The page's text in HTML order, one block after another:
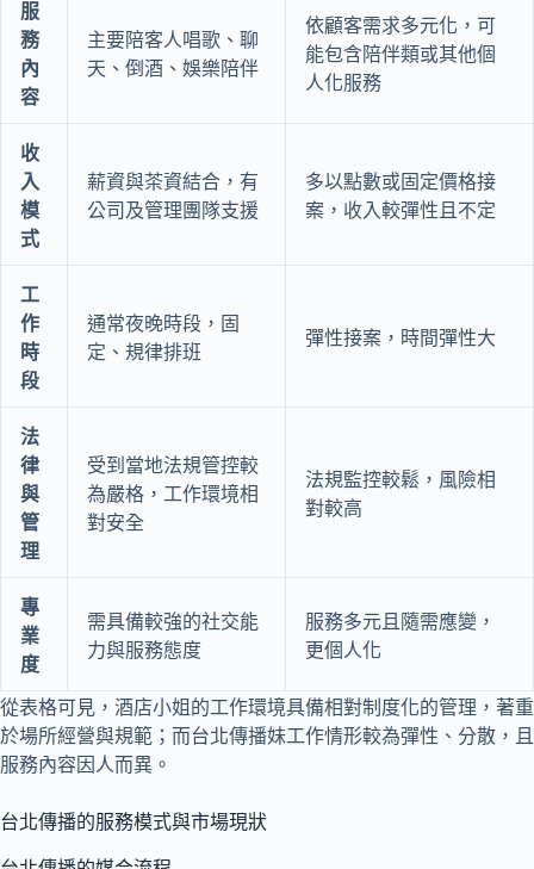
服
務
內
容
主要陪客人唱歌、聊
天、倒酒、娛樂陪伴
依顧客需求多元化，可
能包含陪伴類或其他個
人化服務
收
入
模
式
薪資與茶資結合，有
公司及管理團隊支援
多以點數或固定價格接
案，收入較彈性且不定
工
作
時
段
通常夜晚時段，固
定、規律排班
彈性接案，時間彈性大
法
律
與
管
理
受到當地法規管控較
為嚴格，工作環境相
對安全
法規監控較鬆，風險相
對較高
專
業
度
需具備較強的社交能
力與服務態度
服務多元且隨需應變，
更個人化
從表格可見，酒店小姐的工作環境具備相對制度化的管理，著重
於場所經營與規範；而台北傳播妹工作情形較為彈性、分散，且
服務內容因人而異。
台北傳播的服務模式與市場現狀